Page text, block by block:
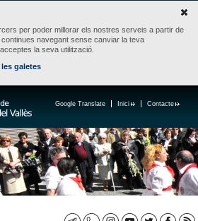
per poder millorar els nostres serveis a partir de
navegant sense canviar la teva
la seva utilització.
galetes
Contacte
Inici
Google Translate